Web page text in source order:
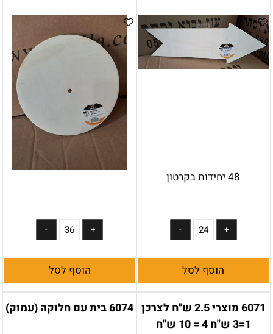
48 יחידות בקרטון
הוסף לסל הוסף לסל
6071 מוצרי 2.5 ש"ח לצרכן
1=3 ש"ח 4 = 10 ש"ח
6074 בית עם חלוקה (עמוק)